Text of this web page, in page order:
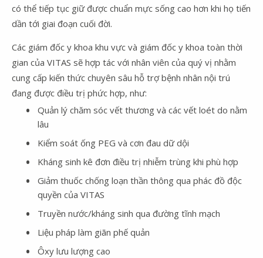
có thể tiếp tục giữ được chuẩn mực sống cao hơn khi họ tiến
dần tới giai đoạn cuối đời.
Các giám đốc y khoa khu vực và giám đốc y khoa toàn thời
gian của VITAS sẽ hợp tác với nhân viên của quý vị nhằm
cung cấp kiến thức chuyên sâu hỗ trợ bệnh nhân nội trú
đang được điều trị phức hợp, như:
Quản lý chăm sóc vết thương và các vết loét do nằm
lâu
Kiểm soát ống PEG và cơn đau dữ dội
Kháng sinh kê đơn điều trị nhiễm trùng khi phù hợp
Giảm thuốc chống loạn thần thông qua phác đồ độc
quyền của VITAS
Truyền nước/kháng sinh qua đường tĩnh mạch
Liệu pháp làm giãn phế quản
Ôxy lưu lượng cao